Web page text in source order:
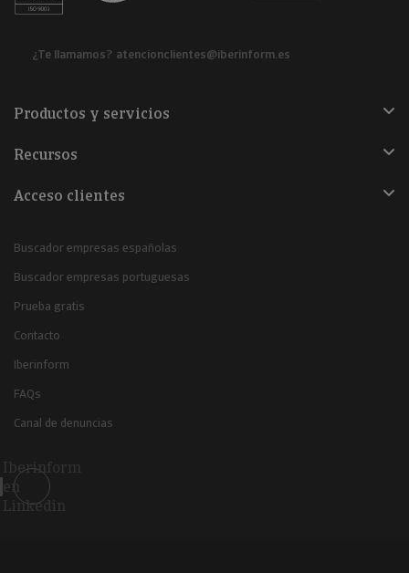
¿Te llamamos? atencionclientes@iberinform.es
Productos y servicios
Recursos
Acceso clientes
Buscador empresas españolas
Buscador empresas portuguesas
Prueba gratis
Contacto
Iberinform
FAQs
Canal de denuncias
Iberinform
en
Linkedin